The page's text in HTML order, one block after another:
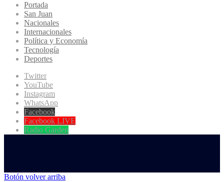
Portada
San Juan
Nacionales
Internacionales
Política y Economía
Tecnología
Deportes
Twitter
YouTube
Instagram
WhatsApp
Facebook
Facebook LIVE
Radio Garden
Botón volver arriba